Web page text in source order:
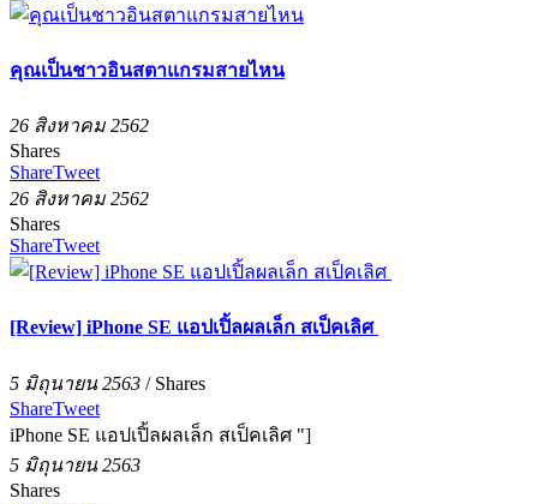
คุณเป็นชาวอินสตาแกรมสายไหน
26 สิงหาคม 2562
Shares
ShareTweet
26 สิงหาคม 2562
Shares
ShareTweet
[Review] iPhone SE แอปเปิ้ลผลเล็ก สเป็คเลิศ
5 มิถุนายน 2563 / Shares
ShareTweet
iPhone SE แอปเปิ้ลผลเล็ก สเป็คเลิศ "]
5 มิถุนายน 2563
Shares